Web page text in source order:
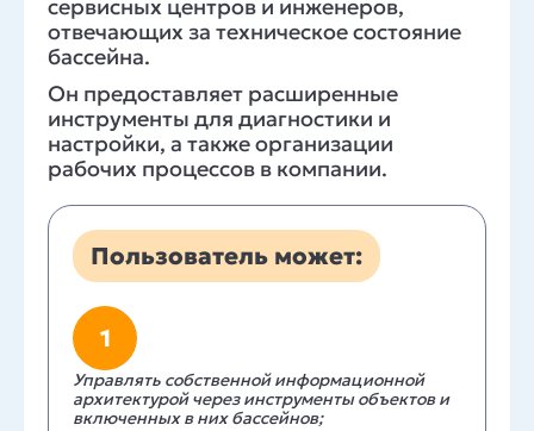
сервисных центров и инженеров,
отвечающих за техническое состояние
бассейна.
Он предоставляет расширенные
инструменты для диагностики и
настройки, а также организации
рабочих процессов в компании.
Пользователь может:
1
Управлять собственной информационной
архитектурой через инструменты объектов и
включенных в них бассейнов;